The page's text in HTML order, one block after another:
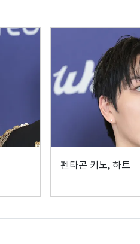
펜타곤 키노, 하트